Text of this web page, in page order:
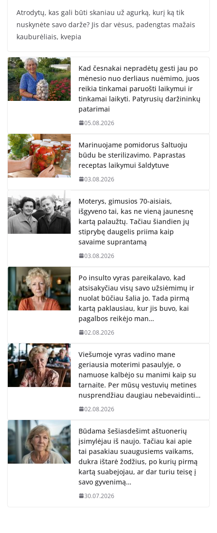
Atrodytų, kas gali būti skaniau už agurką, kurį ką tik
nuskynėte savo darže? Jis dar vėsus, padengtas mažais
kauburėliais, kvepia
Kad česnakai nepradėtų gesti jau po
mėnesio nuo derliaus nuėmimo, juos
reikia tinkamai paruošti laikymui ir
tinkamai laikyti. Patyrusių daržininkų
patarimai
05.08.2026
Marinuojame pomidorus šaltuoju
būdu be sterilizavimo. Paprastas
receptas laikymui šaldytuve
03.08.2026
Moterys, gimusios 70-aisiais,
išgyveno tai, kas ne vieną jaunesnę
kartą palaužtų. Tačiau šiandien jų
stiprybę daugelis priima kaip
savaime suprantamą
03.08.2026
Po insulto vyras pareikalavo, kad
atsisakyčiau visų savo užsiėmimų ir
nuolat būčiau šalia jo. Tada pirmą
kartą paklausiau, kur jis buvo, kai
pagalbos reikėjo man…
02.08.2026
Viešumoje vyras vadino mane
geriausia moterimi pasaulyje, o
namuose kalbėjo su manimi kaip su
tarnaite. Per mūsų vestuvių metines
nusprendžiau daugiau nebevaidinti…
02.08.2026
Būdama šešiasdešimt aštuonerių
įsimylėjau iš naujo. Tačiau kai apie
tai pasakiau suaugusiems vaikams,
dukra ištarė žodžius, po kurių pirmą
kartą suabejojau, ar dar turiu teisę į
savo gyvenimą…
30.07.2026